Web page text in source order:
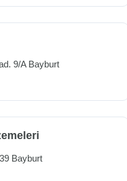
9/A Bayburt
Bayburt